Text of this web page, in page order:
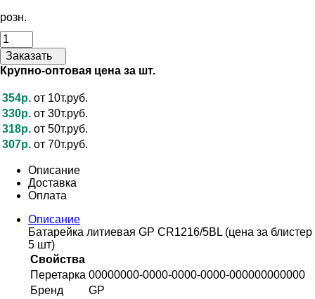
розн.
Заказать
Крупно-оптовая цена за шт.
354р. от 10т.руб.
330р. от 30т.руб.
318р. от 50т.руб.
307р. от 70т.руб.
Описание
Доставка
Оплата
Описание
Батарейка литиевая GP CR1216/5BL (цена за блистер
5 шт)
Свойства
Перетарка 00000000-0000-0000-0000-000000000000
Бренд
GP